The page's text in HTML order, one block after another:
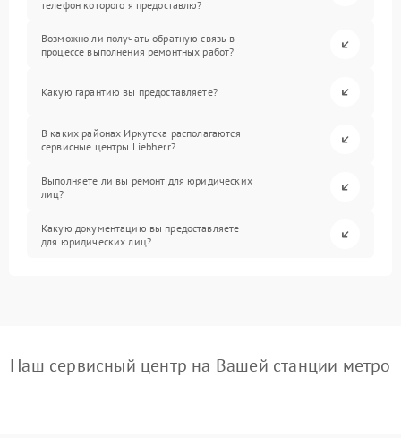
телефон которого я предоставлю?
Возможно ли получать обратную связь в
процессе выполнения ремонтных работ?
Какую гарантию вы предоставляете?
В каких районах Иркутска располагаются
сервисные центры Liebherr?
Выполняете ли вы ремонт для юридических
лиц?
Какую документацию вы предоставляете
для юридических лиц?
Наш сервисный центр на Вашей станции метро